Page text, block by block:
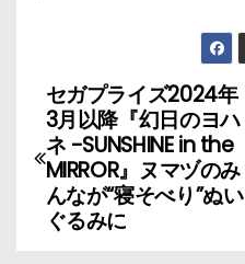
投
稿
ナ
ビ
セガプライズ2024年
3月以降『幻日のヨハ
ネ -SUNSHINE in the
MIRROR』ヌマヅのみ
んなが“寝そべり”ぬい
ぐるみに